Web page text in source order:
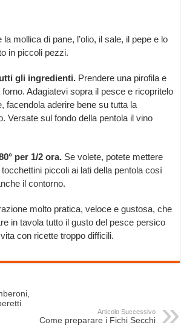
mollica di pane, l’olio, il sale, il pepe e lo
in piccoli pezzi.
gli ingredienti. Prendere una pirofila e
Adagiatevi sopra il pesce e ricopritelo
facendola aderire bene su tutta la
Versate sul fondo della pentola il vino
per 1/2 ora. Se volete, potete mettere
piccoli ai lati della pentola così
il contorno.
molto pratica, veloce e gustosa, che
in tavola tutto il gusto del pesce persico
con ricette troppo difficili.
Articolo Successivo
Come preparare i Fichi Secchi